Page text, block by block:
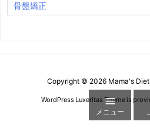
骨盤矯正
Copyright © 2026 Mama's Diet
WordPress Luxeritas Theme is

メニュー